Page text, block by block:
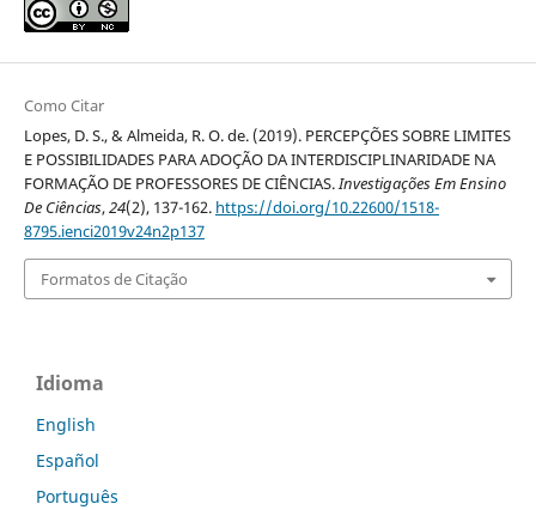
Como Citar
Lopes, D. S., & Almeida, R. O. de. (2019). PERCEPÇÕES SOBRE LIMITES
E POSSIBILIDADES PARA ADOÇÃO DA INTERDISCIPLINARIDADE NA
FORMAÇÃO DE PROFESSORES DE CIÊNCIAS.Investigações Em Ensino
De Ciências,24(2), 137-162. https://doi.org/10.22600/1518-
8795.ienci2019v24n2p137
Formatos de Citação
Idioma
English
Español
Português